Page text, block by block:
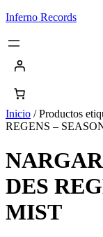
Saltar
contenido
Inferno Records
Inicio / Productos
REGENS –
DES
MIST